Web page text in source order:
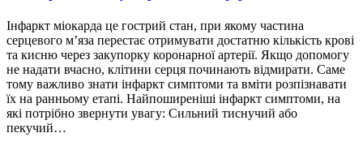
Інфаркт міокарда це гострий стан, при якому частина
серцевого м’яза перестає отримувати достатню кількість крові
та кисню через закупорку коронарної артерії. Якщо допомогу
не надати вчасно, клітини серця починають відмирати. Саме
тому важливо знати інфаркт симптоми та вміти розпізнавати
їх на ранньому етапі. Найпоширеніші інфаркт симптоми, на
які потрібно звернути увагу: Сильний тиснучий або
пекучий…